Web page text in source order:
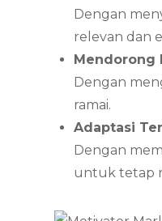
Dengan
relevan dan
Mendorong
Dengan
ramai.
Adaptasi
Dengan
untuk tetap